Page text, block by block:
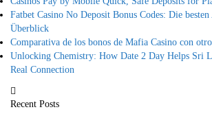
Fatbet Casino No Deposit Bonus Codes: Die
Überblick
Comparativa de los bonos de Mafia Casino con
Unlocking Chemistry: How Date 2 Day Helps Sri
Real Connection
Recent Posts